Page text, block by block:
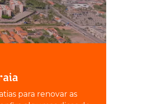
para renovar as